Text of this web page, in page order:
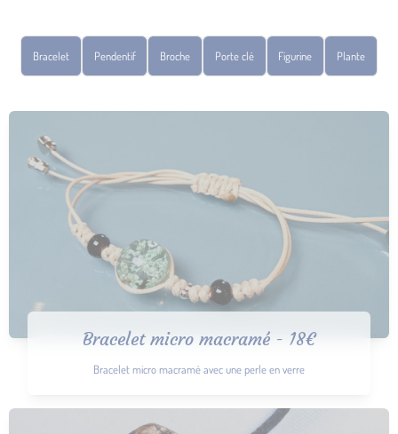
Bracelet Pendentif Broche Porte clé Figurine Plante
Bracelet micro macramé - 18€
Bracelet micro macramé avec une perle en verre